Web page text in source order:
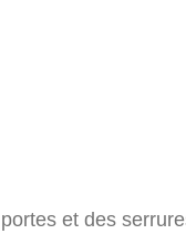
et des